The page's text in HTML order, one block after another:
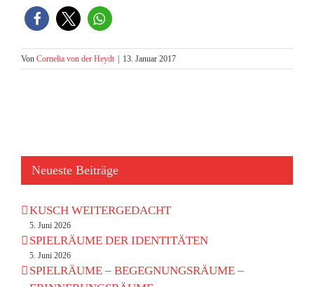
Von Cornelia von der Heydt | 13. Januar 2017
Neueste Beiträge
KUSCH WEITERGEDACHT
5. Juni 2026
SPIELRÄUME DER IDENTITÄTEN
5. Juni 2026
SPIELRÄUME – BEGEGNUNGSRÄUME –